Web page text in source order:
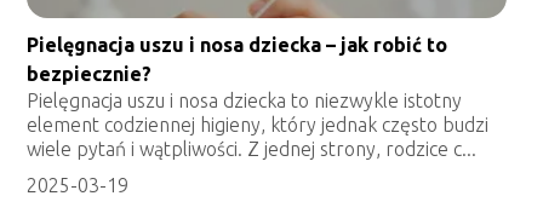
Pielęgnacja uszu i nosa dziecka – jak robić to
bezpiecznie?
Pielęgnacja uszu i nosa dziecka to niezwykle istotny
element codziennej higieny, który jednak często budzi
wiele pytań i wątpliwości. Z jednej strony, rodzice c...
2025-03-19